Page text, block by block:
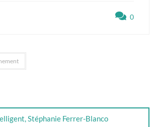
0
Stéphanie Ferrer-Blanco